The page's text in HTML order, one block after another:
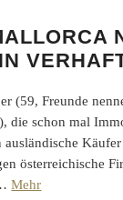
(59, Freunde
die schon mal
österreichische
…Mehr